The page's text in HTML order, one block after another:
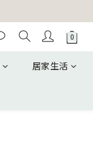
居家生活